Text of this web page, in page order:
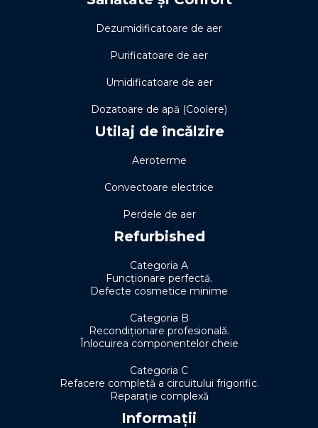
Dezumidificatoare de aer
Purificatoare de aer
Umidificatoare de aer
Dozatoare de apă (Coolere)
Utilaj de încălzire
Aeroterme
Convectoare electrice
Perdele de aer
Refurbished
Categoria A
Funcționare perfectă.
Defecte cosmetice minime
Categoria B
Recondiționare profesională.
Înlocuirea componentelor cheie
Categoria C
Refacere completă a circuitului frigorific.
Reparație complexă
Informații